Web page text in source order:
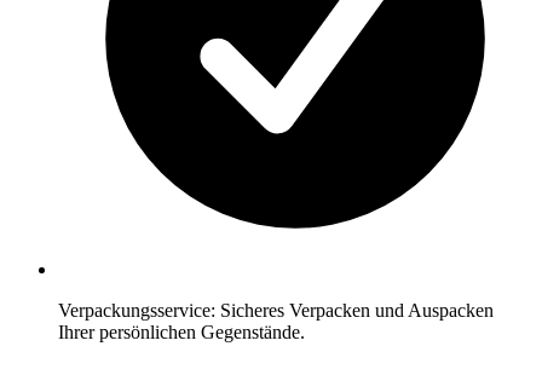
Verpackungsservice: Sicheres Verpacken und Auspacken
Ihrer persönlichen Gegenstände.